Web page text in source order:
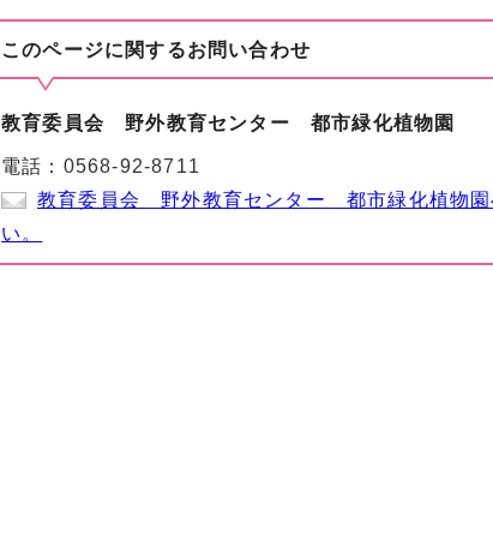
このページに関するお問い合わせ
教育委員会 野外教育センター 都市緑化植物園
電話： 0568-92-8711
教育委員会 野外教育センター 都市緑化植物園
い。